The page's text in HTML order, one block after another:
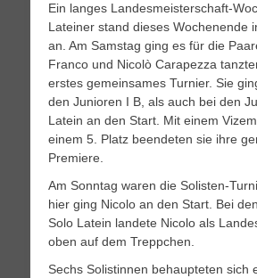
Ein langes Landesmeisterschaft-
Lateiner stand dieses Wochenende
an. Am Samstag ging es für die
Franco und Nicolò Carapezza
erstes gemeinsames Turnier. Sie
den Junioren I B, als auch bei den
Latein an den Start. Mit einem
einem 5. Platz beendeten sie ihre
Premiere.
Am Sonntag waren die Solisten-
hier ging Nicolo an den Start. Bei
Solo Latein landete Nicolo als
oben auf dem Treppchen.
Sechs Solistinnen behaupteten sich